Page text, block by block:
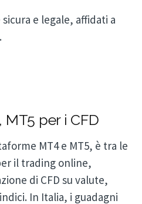
e legale, affidati a
MT5 per i CFD
MT4 e MT5, è tra le
il trading online,
di CFD su valute,
In Italia, i guadagni